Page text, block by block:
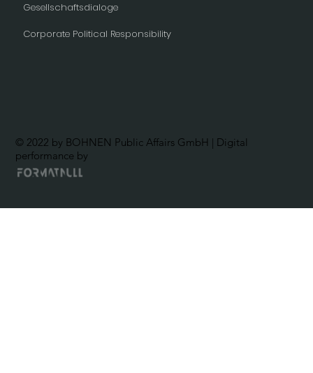
Gesellschaftsdialoge
Corporate Political Responsibility
© 2022 by BOHNEN Public Affairs GmbH | Digital
performance by